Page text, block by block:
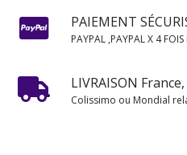
PAIEMENT
PAYPAL ,PAYPAL X 4 FOIS
LIVRAISON
Colissimo ou Mondial